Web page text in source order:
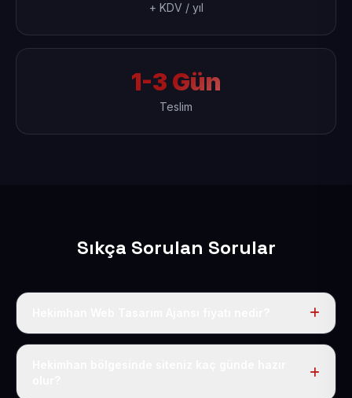
+ KDV / yıl
1-3 Gün
Teslim
Sıkça Sorulan Sorular
Tek fiyat uygulanır: yıllık 50 USD + KDV. Bu bedele alan